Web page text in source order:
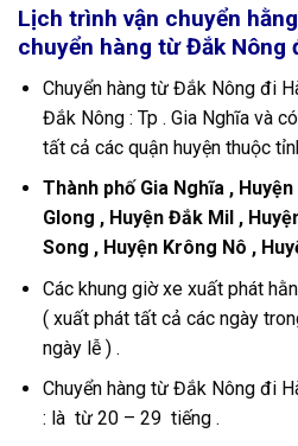
Lịch trình vận chuyển
chuyển hàng từ Đắk Nông
Chuyển hàng từ Đắk Nông đi
Đắk Nông : Tp . Gia Nghĩa và
tất cả các quận huyện thuộc
Thành phố Gia Nghĩa ,
Glong , Huyện Đắk Mil ,
Song , Huyện Krông Nô ,
Các khung giờ xe xuất phát
( xuất phát tất cả các ngày
ngày lễ ) .
Chuyển hàng từ Đắk Nông đi
: là từ 20 – 29 tiếng .